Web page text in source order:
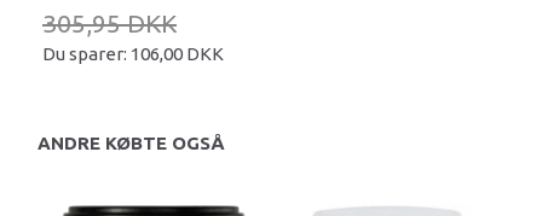
305,95 DKK
Du sparer: 106,00 DKK
ANDRE KØBTE OGSÅ